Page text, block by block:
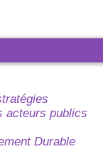
acteurs publics
Durable